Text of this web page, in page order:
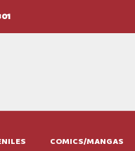
COMICS/MANGAS